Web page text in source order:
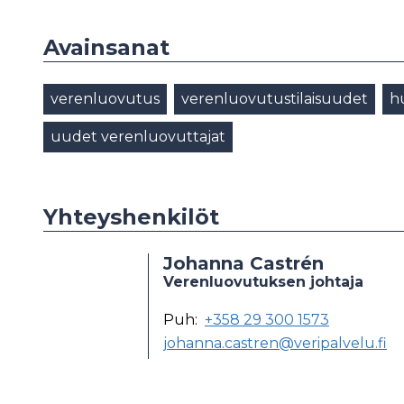
Avainsanat
verenluovutus verenluovutustilaisuudet
uudet verenluovuttajat
Yhteyshenkilöt
Johanna Castrén
Verenluovutuksen johtaja
Puh: +358 29 300 1573
johanna.castren@veripalvelu.fi